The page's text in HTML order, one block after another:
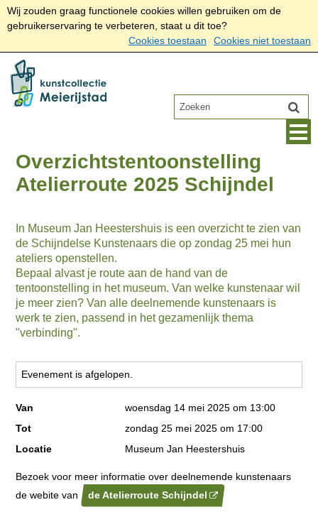
Wij zouden graag functionele cookies willen gebruiken om de
gebruikerservaring te verbeteren, staat u dit toe?
Cookies toestaan
Cookies niet toestaan
Overzichtstentoonstelling
Atelierroute 2025 Schijndel
In Museum Jan Heestershuis is een overzicht te zien van
de Schijndelse Kunstenaars die op zondag 25 mei hun
ateliers openstellen.
Bepaal alvast je route aan de hand van de
tentoonstelling in het museum. Van welke kunstenaar wil
je meer zien? Van alle deelnemende kunstenaars is
werk te zien, passend in het gezamenlijk thema
"verbinding".
Evenement is afgelopen.
Van
woensdag 14 mei 2025 om 13:00
Tot
zondag 25 mei 2025 om 17:00
Locatie
Museum Jan Heestershuis
Bezoek voor meer informatie over deelnemende kunstenaars
de webite van
de Atelierroute Schijndel